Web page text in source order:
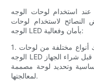
عند استخدام لوحات الوجه LED ، من المهم اتباع بعض الإرشادات
النصائح لاستخدام لوحات
الوجه LED بأمان وفعالية:
1. اختر اللوحة اليمنى لمخاوف بشرتك: هناك أنواع مختلفة من لوحات
الوجه LED مصممة لاستهداف مخاوف الجلد المحددة. قبل شراء الجهاز
وتحديد لوحة مصممة
لمعالجتها.